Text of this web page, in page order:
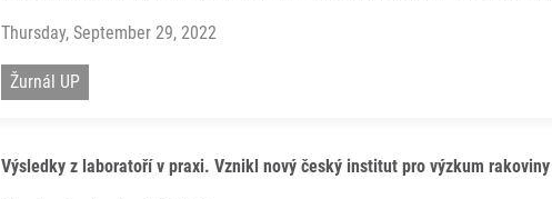
Thursday, September 29, 2022
Žurnál UP
Výsledky z laboratoří v praxi. Vznikl nový český institut pro výzkum rakoviny